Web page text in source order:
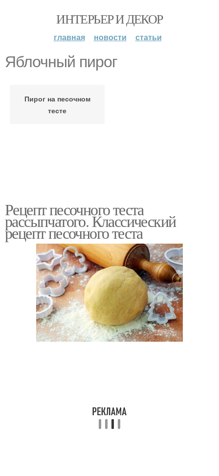
ИНТЕРЬЕР И ДЕКОР
главная новости статьи
Яблочный пирог
Пирог на песочном
тесте
Рецепт песочного теста
рассыпчатого. Классический
рецепт песочного теста